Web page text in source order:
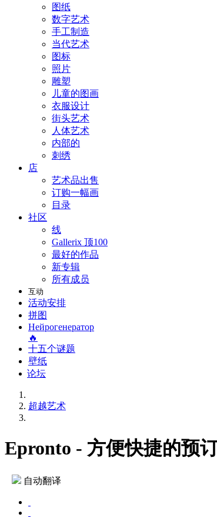
图纸
数字艺术
手工制造
当代艺术
图标
照片
雕塑
儿童的图画
衣服设计
街头艺术
人体艺术
内部的
刺绣
店
艺术品出售
订购一幅画
目录
社区
线
Gallerix 顶100
最好的作品
新专辑
所有成员
互动
活动安排
拼图
Нейрогенератор
🔥
十五个谜题
壁纸
论坛
超越艺术
Epronto - 方便快捷的预
自动翻译